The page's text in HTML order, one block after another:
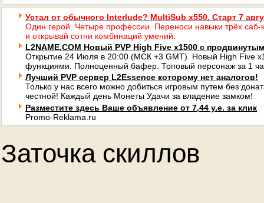
Устал от обычного Interlude? MultiSub x550. Старт 7
Один герой. Четыре профессии. Переноси навыки трёх саб-
и открывай сотни комбинаций умений.
L2NAME.COM Новый PVP High Five x1500 с
Открытие 24 Июля в 20:00 (МСК +3 GMT). Новый High Five
функциями. Полноценный бафер. Топовый персонаж за 1
Лучший PVP сервер L2Essence которому нет аналогов!
Только у нас всего можно добиться игровым путем без
честной! Каждый день Монеты Удачи за владение замком!
Разместите здесь Ваше объявление от 7,44 у.е. за клик
Promo-Reklama.ru
Заточка скиллов